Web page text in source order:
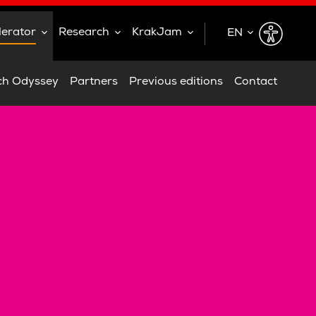
Odyssey Partners Previous editions Contact
Research KrakJam
EN
EN
PL